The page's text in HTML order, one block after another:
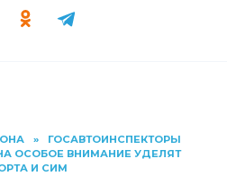
»
ГОСАВТОИНСПЕКТОРЫ
ОСОБОЕ ВНИМАНИЕ УДЕЛЯТ
И СИМ